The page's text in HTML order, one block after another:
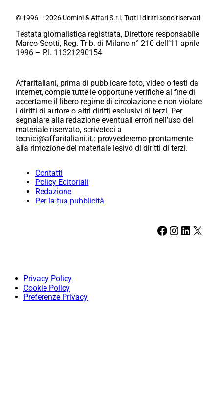
© 1996 – 2026 Uomini & Affari S.r.l. Tutti i diritti sono riservati
Testata giornalistica registrata, Direttore responsabile
Marco Scotti, Reg. Trib. di Milano n° 210 dell’11 aprile
1996 – P.I. 11321290154
Affaritaliani, prima di pubblicare foto, video o testi da
internet, compie tutte le opportune verifiche al fine di
accertarne il libero regime di circolazione e non violare
i diritti di autore o altri diritti esclusivi di terzi. Per
segnalare alla redazione eventuali errori nell’uso del
materiale riservato, scriveteci a
tecnici@affaritaliani.it.: provvederemo prontamente
alla rimozione del materiale lesivo di diritti di terzi.
Contatti
Policy Editoriali
Redazione
Per la tua pubblicità
Facebook Instagram LinkedIn X
Privacy Policy
Cookie Policy
Preferenze Privacy